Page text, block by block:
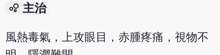
bubble_chart 主治
風熱毒氣，上攻眼目，赤腫疼痛，視物不